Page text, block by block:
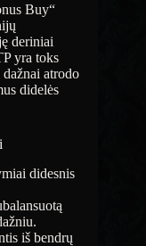
Buy“
deriniai
yra toks
atrodo
didelės
didesnis
iš bendrų